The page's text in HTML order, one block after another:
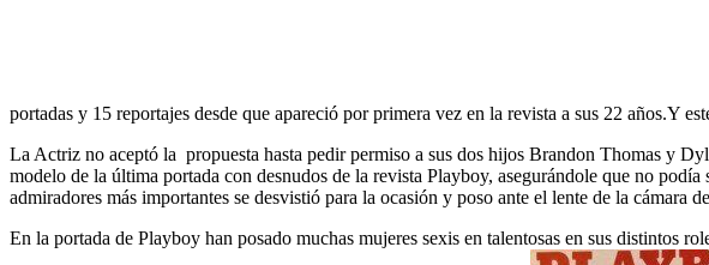
portadas y 15 reportajes desde que apareció por primera vez en la revista a sus 22 años.Y
La Actriz no aceptó la propuesta hasta pedir permiso a sus dos hijos Brandon Thomas y
modelo de la última portada con desnudos de la revista Playboy, asegurándole que no
admiradores más importantes se desvistió para la ocasión y poso ante el lente de la
En la portada de Playboy han posado muchas mujeres sexis en talentosas en sus